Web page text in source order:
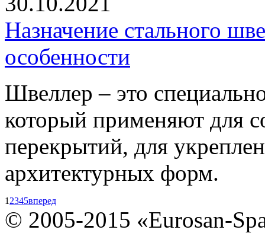
Назначение стального
особенности
Швеллер – это
который применяют для
перекрытий, для
архитектурных форм.
1 2345вперед
© 2005-2015 «Eurosan-